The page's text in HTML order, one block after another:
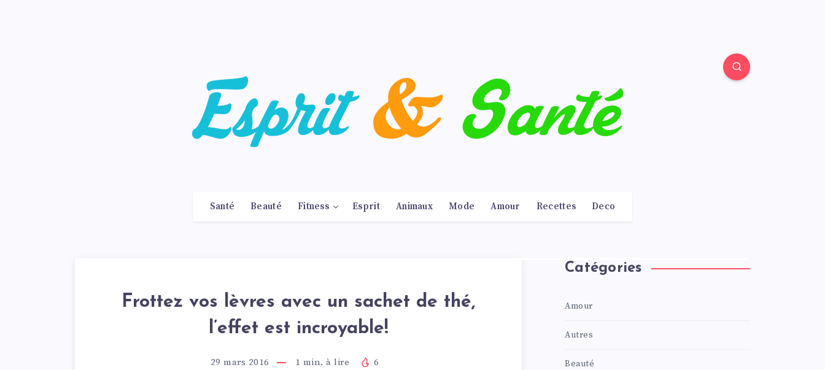
Santé Beauté Fitness Esprit Animaux Mode Amour Recettes Deco
Frottez vos lèvres avec un sachet de thé,
l’effet est incroyable!
29 mars 2016 1 min. à lire 6
Catégories
Amour
Autres
Beauté